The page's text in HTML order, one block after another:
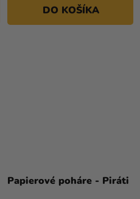
DO KOŠÍKA
Papierové poháre - Piráti